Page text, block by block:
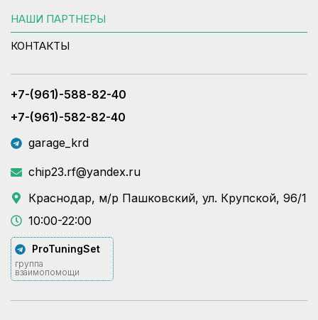
НАШИ ПАРТНЕРЫ
КОНТАКТЫ
+7-(961)-588-82-40
+7-(961)-582-82-40
garage_krd
chip23.rf@yandex.ru
Краснодар, м/р Пашковский, ул. Крупской, 96/1
10:00-22:00
ProTuningSet
группа
взаимопомощи